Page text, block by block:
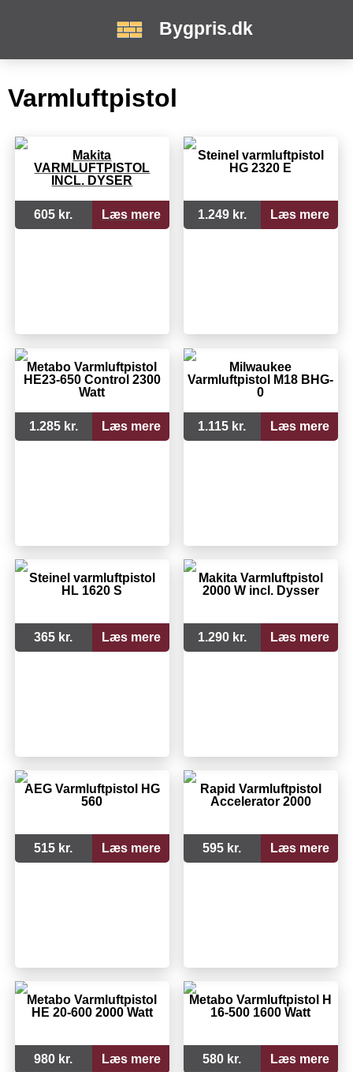
Bygpris.dk
Varmluftpistol
Makita
VARMLUFTPISTOL
INCL. DYSER
605 kr. Læs mere
Steinel varmluftpistol
HG 2320 E
1.249 kr. Læs mere
Metabo Varmluftpistol
HE23-650 Control 2300
Watt
1.285 kr. Læs mere
Milwaukee
Varmluftpistol M18 BHG-
0
1.115 kr. Læs mere
Steinel varmluftpistol
HL 1620 S
365 kr. Læs mere
Makita Varmluftpistol
2000 W incl. Dysser
1.290 kr. Læs mere
AEG Varmluftpistol HG
560
515 kr. Læs mere
Rapid Varmluftpistol
Accelerator 2000
595 kr. Læs mere
Metabo Varmluftpistol
HE 20-600 2000 Watt
980 kr. Læs mere
Metabo Varmluftpistol H
16-500 1600 Watt
580 kr. Læs mere